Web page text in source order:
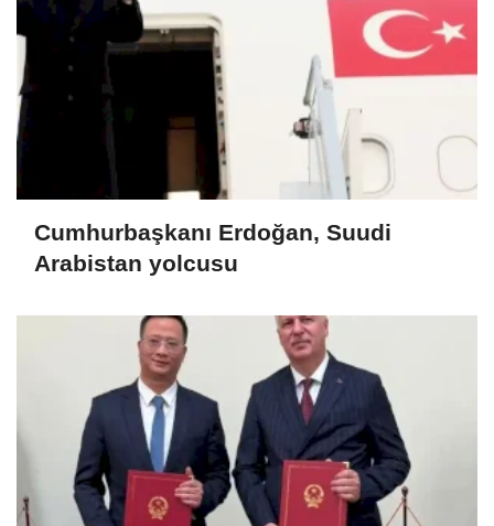
Cumhurbaşkanı Erdoğan, Suudi
Arabistan yolcusu